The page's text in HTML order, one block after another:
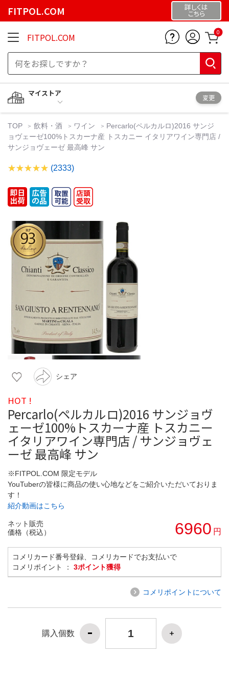
FITPOL.COM 詳しくは
こちら
FITPOL.COM 0
マイストア
変更
TOP 飲料・酒 ワイン
Percarlo(ペルカルロ)2016 サンジ
ョヴェーゼ100%トスカーナ産 トスカニー イタリアワイン専門店 /
サンジョヴェーゼ 最高峰 サン
(2333)
シェア
HOT !
Percarlo(ペルカルロ)2016 サンジョヴ
ェーゼ100%トスカーナ産 トスカニー
イタリアワイン専門店 / サンジョヴェ
ーゼ 最高峰 サン
※FITPOL.COM 限定モデル
YouTuberの皆様に商品の使い心地などをご紹介いただいておりま
す！
紹介動画はこちら
ネット販売
価格（税込）
6960 円
コメリカード番号登録、コメリカードでお支払いで
コメリポイント ： 3ポイント獲得
コメリポイントについて
購入個数